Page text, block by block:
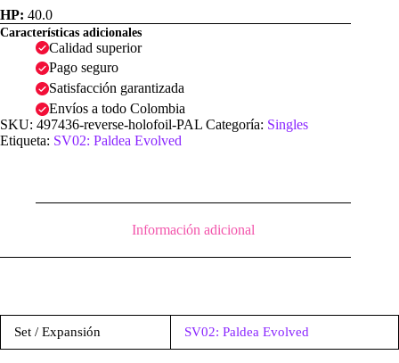
HP: 40.0
Características adicionales
Calidad superior
Pago seguro
Satisfacción garantizada
Envíos a todo Colombia
SKU: 497436-reverse-holofoil-PAL Categoría: Singles
Etiqueta: SV02: Paldea Evolved
Información adicional
Set / Expansión SV02: Paldea Evolved